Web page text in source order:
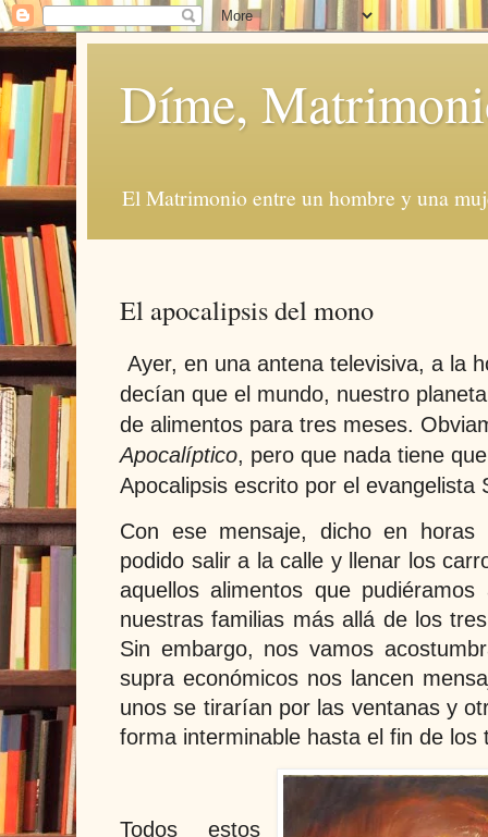
Díme,
El Matrimonio entre un hombre y una
El apocalipsis del mono
Ayer, en una antena televisiva, a la
decían que el mundo, nuestro
de alimentos para tres meses.
Apocalíptico, pero que nada tiene
Apocalipsis escrito por el evangelista
Con ese mensaje, dicho en horas
podido salir a la calle y llenar los
aquellos alimentos que
nuestras familias más allá de los
Sin embargo, nos vamos
supra económicos nos lancen
unos se tirarían por las ventanas y
forma interminable hasta el fin de los
Todos estos